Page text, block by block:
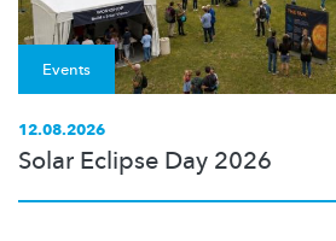
Events
12.08.2026
Solar Eclipse Day 2026